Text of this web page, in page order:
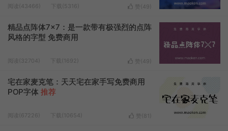
阅读(43466) 下载(5316) 49
精品点阵体7×7：是一款带有极强烈的点阵
风格的字型 免费商用
阅读(32704) 下载(1692) 49
宅在家麦克笔：天天宅在家手写免费商用
POP字体 推荐
阅读(67226) 下载(10654) 81